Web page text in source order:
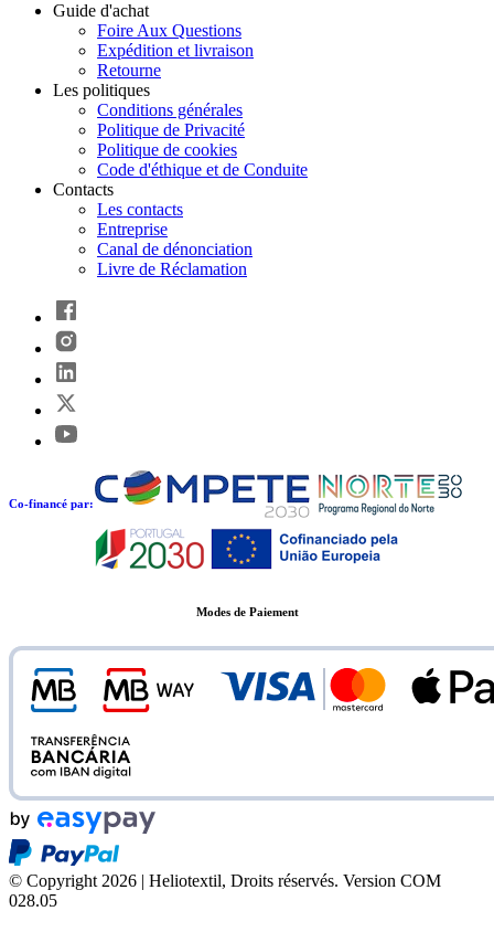
Guide d'achat
Foire Aux Questions
Expédition et livraison
Retourne
Les politiques
Conditions générales
Politique de Privacité
Politique de cookies
Code d'éthique et de Conduite
Contacts
Les contacts
Entreprise
Canal de dénonciation
Livre de Réclamation
Co-financé par:
Modes de Paiement
© Copyright 2026 | Heliotextil, Droits réservés. Version COM
028.05